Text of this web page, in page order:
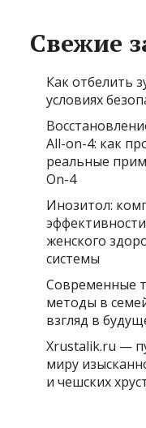
Свежие
Как отбелить
условиях
All-on-4: как
реальные
On-4
Инозитол:
женского
системы
Современные
методы в
взгляд в
Xrustalik.ru —
миру
и чешских